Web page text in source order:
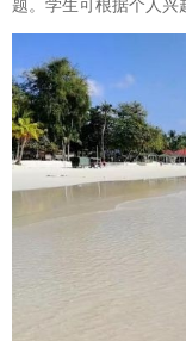
题。学生可根据个人兴